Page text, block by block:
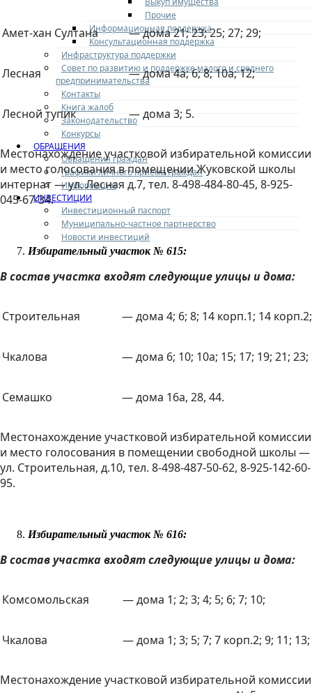
Прочие
Информационная поддержка
Консультационная поддержка
Инфраструктура поддержки
Совет по развитию и поддержке малого и среднего
предпринимательства
Контакты
Книга жалоб
Законодательство
Конкурсы
ОБРАЩЕНИЯ
Обращения граждан
Графики личного приема граждан
Информация
ИНВЕСТИЦИИ
Инвестиционный паспорт
Муниципально-частное партнерство
Новости инвестиций
Амет-хан Султана — дома 21; 23; 25; 27; 29;
Лесная — дома 4а; 6; 8; 10а; 12;
Лесной тупик — дома 3; 5.
Местонахождение участковой избирательной комиссии
и место голосования в помещении Жуковской школы
интернат — ул. Лесная д.7, тел. 8-498-484-80-45, 8-925-
045-67-34.
Избирательный участок № 615:
В состав участка входят следующие улицы и дома:
Строительная — дома 4; 6; 8; 14 корп.1; 14
Чкалова — дома 6; 10; 10а; 15; 17; 19; 21; 23;
Семашко — дома 16а, 28, 44.
Местонахождение участковой избирательной комиссии
и место голосования в помещении свободной школы —
ул. Строительная, д.10, тел. 8-498-487-50-62, 8-925-142-60-
95.
Избирательный участок № 616:
В состав участка входят следующие улицы и дома:
Комсомольская — дома 1; 2; 3; 4; 5; 6; 7; 10;
Чкалова — дома 1; 3; 5; 7; 7 корп.2; 9; 11; 13;
Местонахождение участковой избирательной комиссии